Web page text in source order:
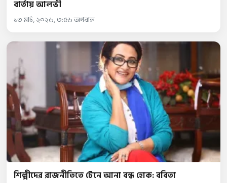
বার্তায় আলভী
১৩ মার্চ, ২০২৬, ৩:৫৬ অপরাহ্ন
শিল্পীদের রাজনীতিতে টেনে আনা বন্ধ হোক: ববিতা